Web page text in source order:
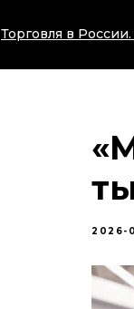
Торговля в
2026-